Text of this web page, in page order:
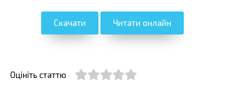
Скачати Читати онлайн
Оцініть статтю